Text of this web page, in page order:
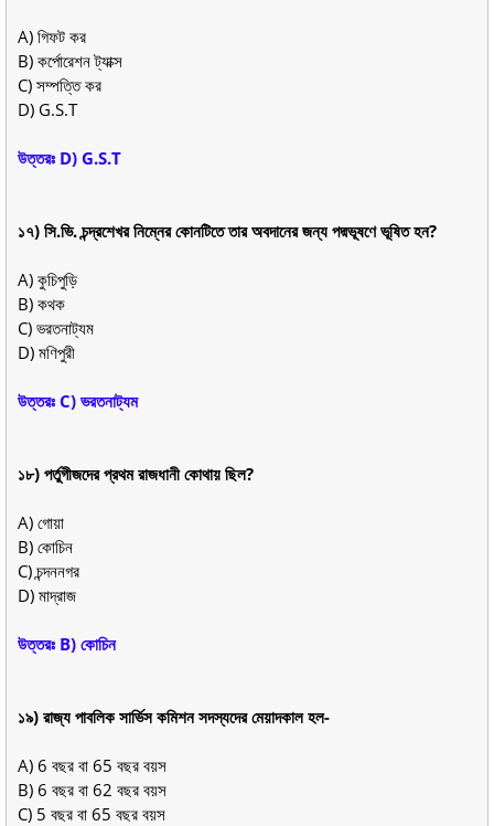
A) গিফট কর
B) কর্পোরেশন ট্যাক্স
C) সম্পত্তি কর
D) G.S.T
উত্তরঃ D) G.S.T
১৭) সি.ভি. চন্দ্রশেখর নিম্নের কোনটিতে তার অবদানের জন্য পদ্মভূষণে ভূষিত হন?
A) কুচিপুড়ি
B) কথক
C) ভরতনাট্যম
D) মণিপুরী
উত্তরঃ C) ভরতনাট্যম
১৮) পর্তুগীজদের প্রথম রাজধানী কোথায় ছিল?
A) গোয়া
B) কোচিন
C) চন্দননগর
D) মাদ্রাজ
উত্তরঃ B) কোচিন
১৯) রাজ্য পাবলিক সার্ভিস কমিশন সদস্যদের মেয়াদকাল হল-
A) 6 বছর বা 65 বছর বয়স
B) 6 বছর বা 62 বছর বয়স
C) 5 বছর বা 65 বছর বয়স